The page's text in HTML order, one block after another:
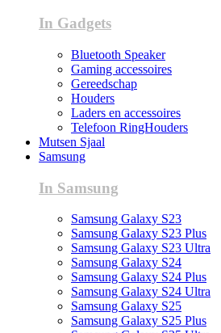
In Gadgets
Bluetooth Speaker
Gaming accessoires
Gereedschap
Houders
Laders en accessoires
Telefoon RingHouders
Mutsen Sjaal
Samsung
In Samsung
Samsung Galaxy S23
Samsung Galaxy S23 Plus
Samsung Galaxy S23 Ultra
Samsung Galaxy S24
Samsung Galaxy S24 Plus
Samsung Galaxy S24 Ultra
Samsung Galaxy S25
Samsung Galaxy S25 Plus